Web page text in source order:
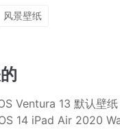
风景壁纸
Ventura 13 默认壁纸
14 iPad Air 2020